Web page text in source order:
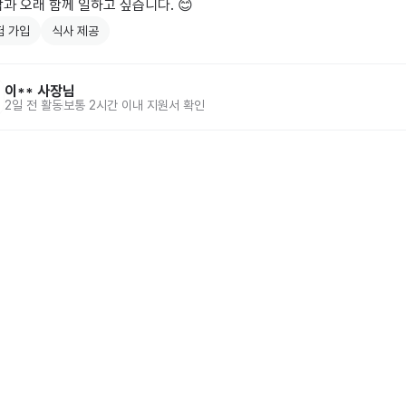
과 오래 함께 일하고 싶습니다. 😊
가입 식사 제공
이** 사장님
2일 전 활동 보통 2시간 이내 지원서 확인